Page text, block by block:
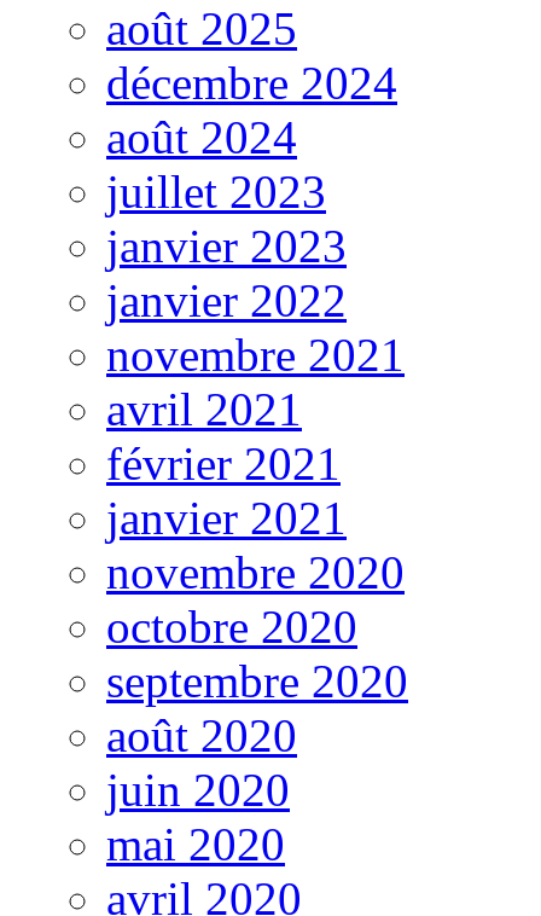
août 2025
décembre 2024
août 2024
juillet 2023
janvier 2023
janvier 2022
novembre 2021
avril 2021
février 2021
janvier 2021
novembre 2020
octobre 2020
septembre 2020
août 2020
juin 2020
mai 2020
avril 2020